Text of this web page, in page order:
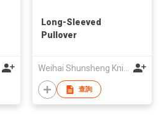
Long-Sleeved
Pullover
Weihai Shunsheng Knitting Fashion Co., Ltd.
查詢